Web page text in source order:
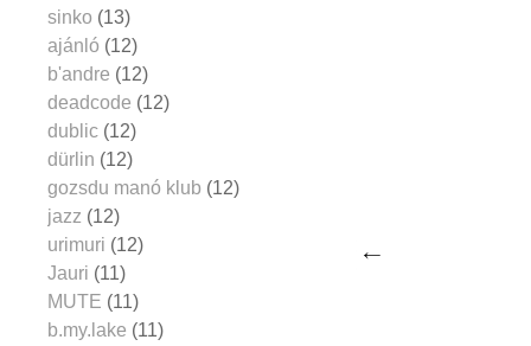
sinko (13)
ajánló (12)
b'andre (12)
deadcode (12)
dublic (12)
dürlin (12)
gozsdu manó klub (12)
jazz (12)
urimuri (12)
Jauri (11)
MUTE (11)
b.my.lake (11)